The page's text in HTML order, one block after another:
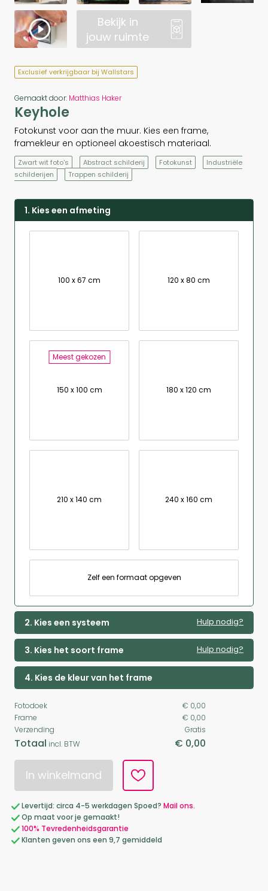
Bekijk in
jouw ruimte
Exclusief verkrijgbaar bij Wallstars
Gemaakt door: Matthias Haker
Keyhole
Fotokunst voor aan the muur. Kies een frame,
framekleur en optioneel akoestisch materiaal.
Zwart wit foto's Abstract schilderij Fotokunst
Industriële
schilderijen
Trappen schilderij
1. Kies een afmeting
100 x 67 cm 120 x 80 cm
Meest gekozen
150 x 100 cm 180 x 120 cm
210 x 140 cm 240 x 160 cm
Zelf een formaat opgeven
2. Kies een systeem Hulp nodig?
3. Kies het soort frame Hulp nodig?
4. Kies de kleur van het frame
Fotodoek
€ 0,00
Frame
€ 0,00
Verzending
Gratis
Totaal incl. BTW € 0,00
In winkelmand
Levertijd: circa 4-5 werkdagen Spoed? Mail ons.
Op maat voor je gemaakt!
100% Tevredenheidsgarantie
Klanten geven ons een 9,7 gemiddeld